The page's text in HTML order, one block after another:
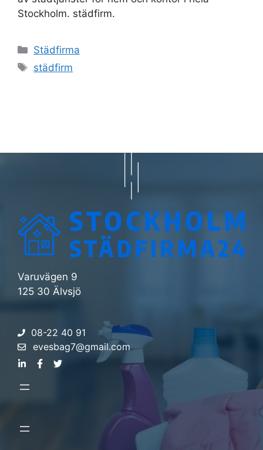
Stockholm. städfirm.
Kategorier
Städfirma
Etiketter
städfirm
Varuvägen 9
125 30 Älvsjö
08-22 40 91
evesbag7@gmail.com